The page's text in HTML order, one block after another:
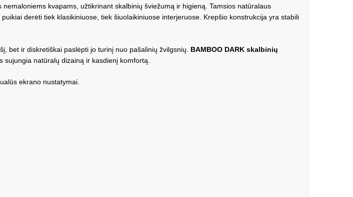
kvapams, užtikrinant skalbinių šviežumą ir higieną. Tamsios natūralaus
derėti tiek klasikiniuose, tiek šiuolaikiniuose interjeruose. Krepšio konstrukcija yra stabili
bet ir diskretiškai paslėpti jo turinį nuo pašalinių žvilgsnių. BAMBOO DARK skalbinių
natūralų dizainą ir kasdienį komfortą.
ekrano nustatymai.